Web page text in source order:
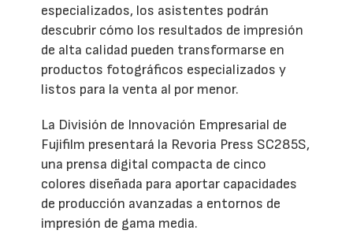
especializados, los asistentes podrán
descubrir cómo los resultados de impresión
de alta calidad pueden transformarse en
productos fotográficos especializados y
listos para la venta al por menor.
La División de Innovación Empresarial de
Fujifilm presentará la Revoria Press SC285S,
una prensa digital compacta de cinco
colores diseñada para aportar capacidades
de producción avanzadas a entornos de
impresión de gama media.